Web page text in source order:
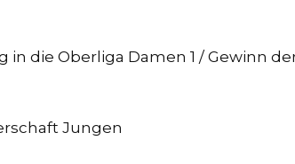
die Oberliga Damen 1 / Gewinn
Jungen